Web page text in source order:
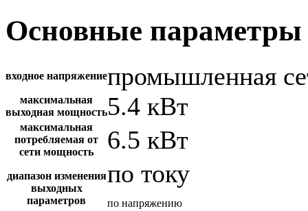
Основные параметры
входное напряжениепромышленная
максимальная
выходная мощность5.4 кВт
максимальная
потребляемая от
сети мощность
6.5 кВт
диапазон изменения
выходных
параметров
по току
по напряжению